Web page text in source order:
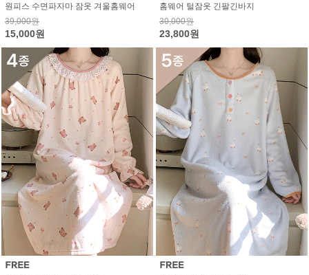
원피스 수면파자마 잠옷 겨울홈웨어
39,000원
15,000원
홈웨어 털잠옷 긴팔긴바지
30,000원
23,800원